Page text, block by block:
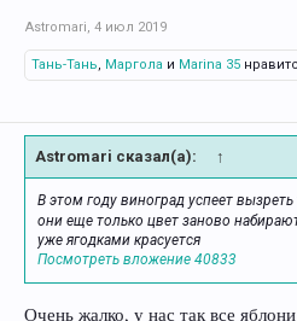
Astromari, 4 июл 2019
Тань-Тань, Маргола и Marina 35
Astromari сказал(а): ↑
В этом году виноград успеет
они еще только цвет заново
уже ягодками красуется
Посмотреть вложение 40833
Очень жалко, у нас так все